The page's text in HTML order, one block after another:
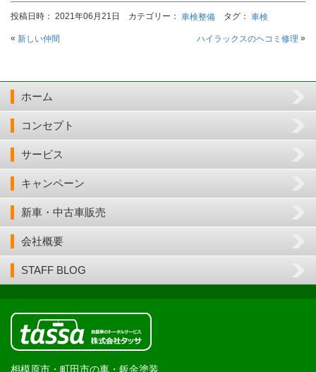
投稿日時： 2021年06月21日 カテゴリー： 車検整備 タグ： 車検
« 新しい仲間 ハイラックスのヘコミ修理 »
ホーム
コンセプト
サービス
キャンペーン
新車・中古車販売
会社概要
STAFF BLOG
相模原市・町田市の車・鈑金塗装